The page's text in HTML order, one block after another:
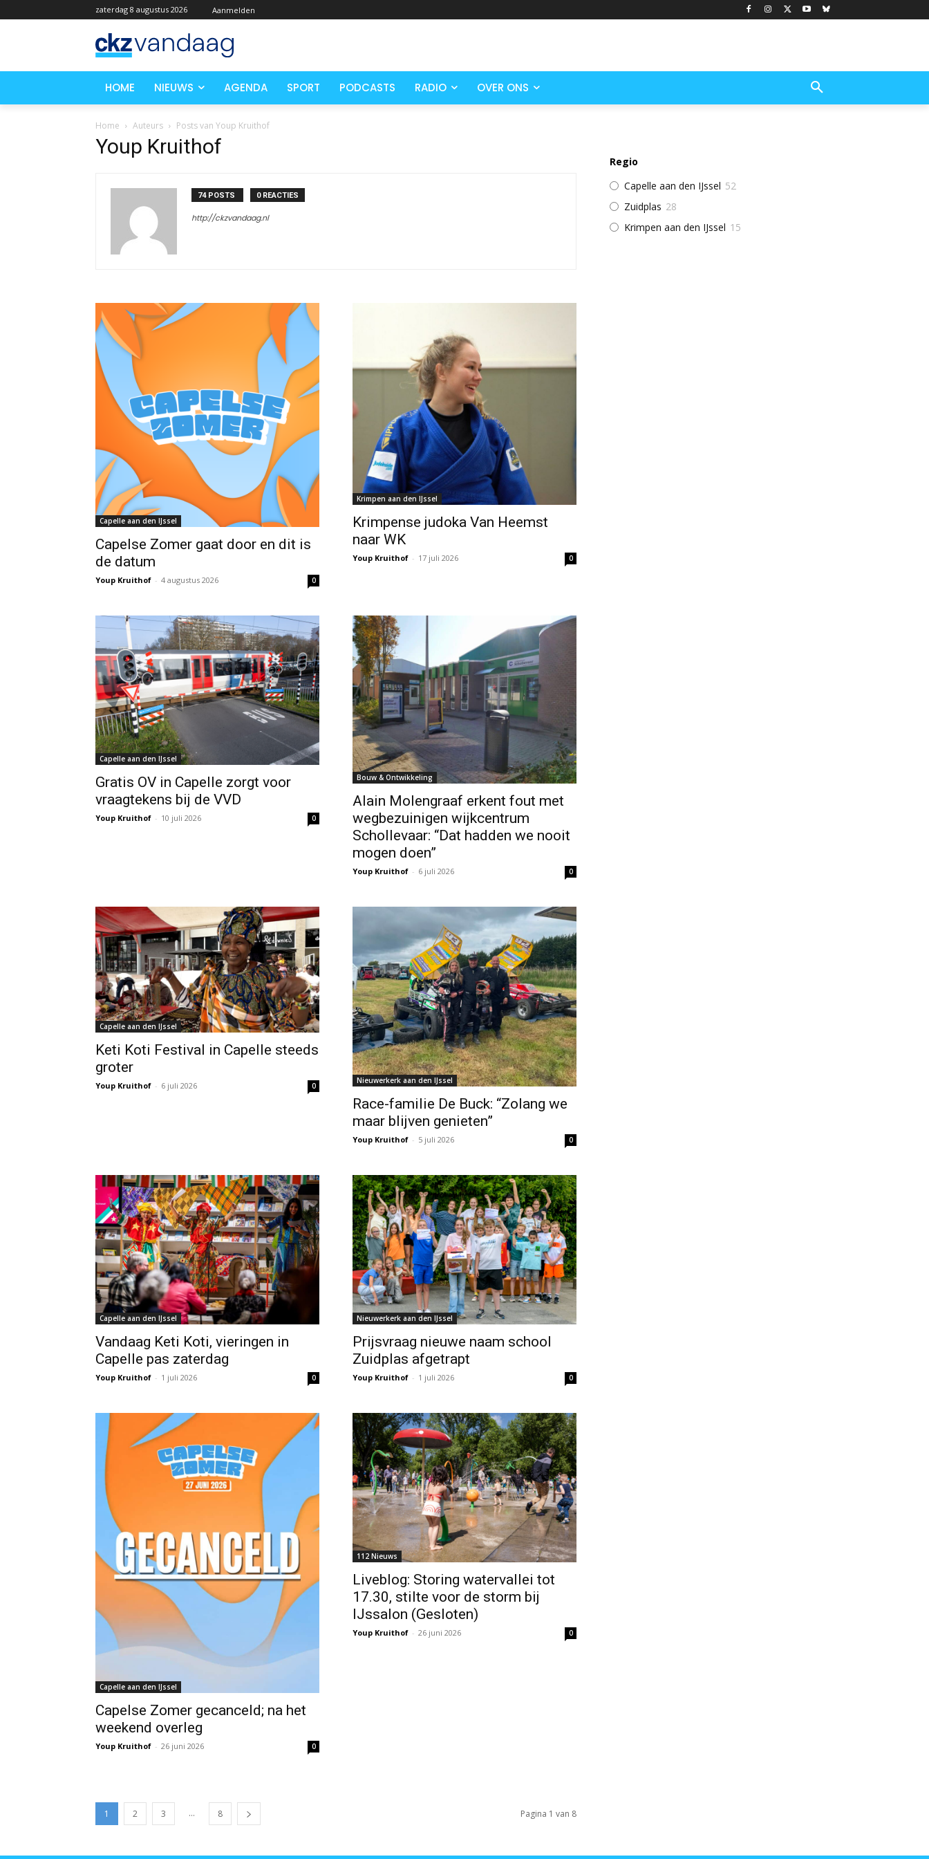
zaterdag 8 augustus 2026 Aanmelden
HOME NIEUWS AGENDA SPORT PODCASTS RADIO OVER ONS
Home Auteurs Posts van Youp Kruithof
Youp Kruithof
74 POSTS 0 REACTIES
http://ckzvandaag.nl
Capelle aan den IJssel
Capelse Zomer gaat door en dit is
de datum
Youp Kruithof - 4 augustus 2026 0
Krimpen aan den IJssel
Krimpense judoka Van Heemst
naar WK
Youp Kruithof - 17 juli 2026 0
Capelle aan den IJssel
Gratis OV in Capelle zorgt voor
vraagtekens bij de VVD
Youp Kruithof - 10 juli 2026 0
Bouw & Ontwikkeling
Alain Molengraaf erkent fout met
wegbezuinigen wijkcentrum
Schollevaar: “Dat hadden we nooit
mogen doen”
Youp Kruithof - 6 juli 2026 0
Capelle aan den IJssel
Keti Koti Festival in Capelle steeds
groter
Youp Kruithof - 6 juli 2026 0
Nieuwerkerk aan den IJssel
Race-familie De Buck: “Zolang we
maar blijven genieten”
Youp Kruithof - 5 juli 2026 0
Capelle aan den IJssel
Vandaag Keti Koti, vieringen in
Capelle pas zaterdag
Youp Kruithof - 1 juli 2026 0
Nieuwerkerk aan den IJssel
Prijsvraag nieuwe naam school
Zuidplas afgetrapt
Youp Kruithof - 1 juli 2026 0
Capelle aan den IJssel
Capelse Zomer gecanceld; na het
weekend overleg
Youp Kruithof - 26 juni 2026 0
112 Nieuws
Liveblog: Storing watervallei tot
17.30, stilte voor de storm bij
IJssalon (Gesloten)
Youp Kruithof - 26 juni 2026 0
1 2 3 ... 8 Pagina 1 van 8
Regio
Capelle aan den IJssel 52
Zuidplas 28
Krimpen aan den IJssel 15